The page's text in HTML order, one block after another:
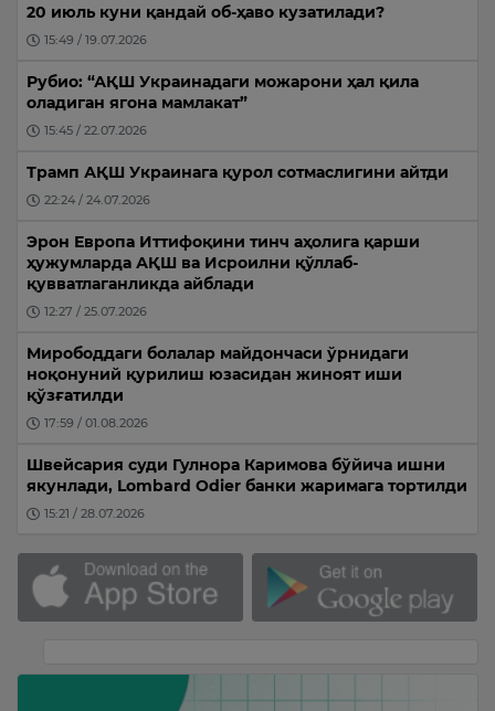
20 июль куни қандай об-ҳаво кузатилади?
15:49 / 19.07.2026
Рубио: “АҚШ Украинадаги можарони ҳал қила
оладиган ягона мамлакат”
15:45 / 22.07.2026
Трамп АҚШ Украинага қурол сотмаслигини айтди
22:24 / 24.07.2026
Эрон Европа Иттифоқини тинч аҳолига қарши
ҳужумларда АҚШ ва Исроилни қўллаб-
қувватлаганликда айблади
12:27 / 25.07.2026
Мирободдаги болалар майдончаси ўрнидаги
ноқонуний қурилиш юзасидан жиноят иши
қўзғатилди
17:59 / 01.08.2026
Швейсария суди Гулнора Каримова бўйича ишни
якунлади, Lombard Odier банки жаримага тортилди
15:21 / 28.07.2026